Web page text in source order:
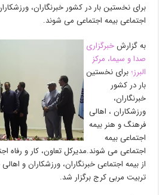
برای نخستین بار در کشور خبرنگاران،
اجتماعی بیمه اجتماعی می شوند.
به گزارشخبرگزاری
صدا و سیما، مرکز
البرز؛ برای نخستین
بار در کشور
خبرنگاران،
ورزشکاران ، اهالی
فرهنگ و هنر بیمه
اجتماعی بیمه
اجتماعی می شوند.مدیرکل تعاون، کار و رفاه
از بیمه اجتماعی خبرنگاران، ورزشکاران و
تربیت مربی کرج برگزار شد.